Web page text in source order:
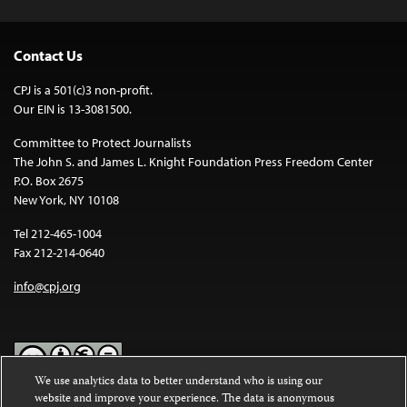
Contact Us
CPJ is a 501(c)3 non-profit.
Our EIN is 13-3081500.
Committee to Protect Journalists
The John S. and James L. Knight Foundation Press Freedom Center
P.O. Box 2675
New York, NY 10108
Tel 212-465-1004
Fax 212-214-0640
info@cpj.org
Except where noted, text on this website is licensed under a
We use analytics data to better understand who is using our
website and improve your experience. The data is anonymous